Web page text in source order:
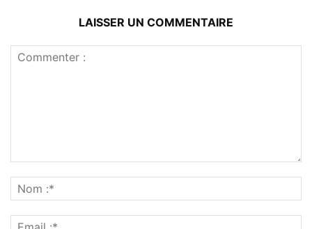
LAISSER UN COMMENTAIRE